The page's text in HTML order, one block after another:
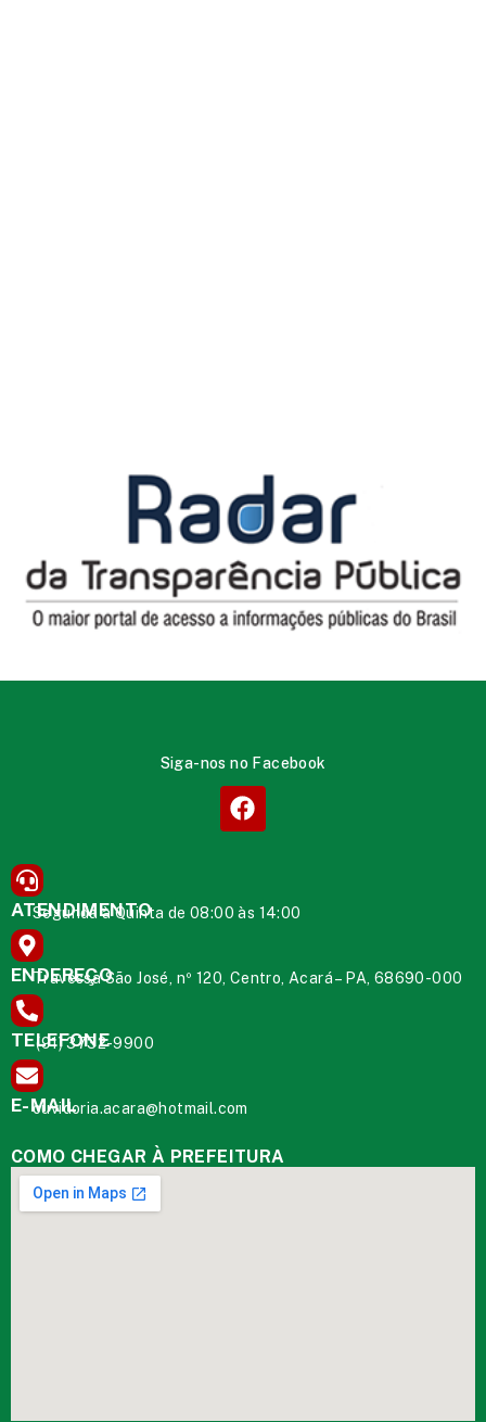
Siga-nos no Facebook
ATENDIMENTO
Segunda à Quinta de 08:00 às 14:00
ENDEREÇO
Travessa São José, nº 120, Centro, Acará – PA, 68690-000
TELEFONE
(91) 3732-9900
E-MAIL
ouvidoria.acara@hotmail.com
COMO CHEGAR À PREFEITURA